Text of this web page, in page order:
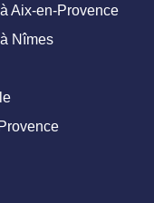
Aix-en-Provence
Nîmes